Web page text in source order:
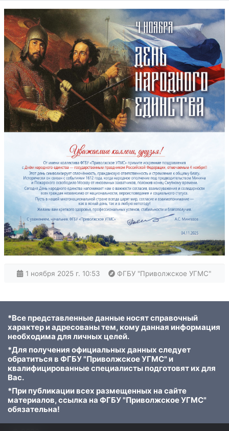
1 ноября 2025 г. 10:53 ФГБУ "Приволжское УГМС"
*Все представленные данные носят справочный
характер и адресованы тем, кому данная информация
необходима для личных целей.
*Для получения официальных данных следует
обратиться в ФГБУ "Приволжское УГМС" и
квалифицированные специалисты подготовят их для
Вас.
*При публикации всех размещенных на сайте
материалов, ссылка на ФГБУ "Приволжское УГМС"
обязательна!